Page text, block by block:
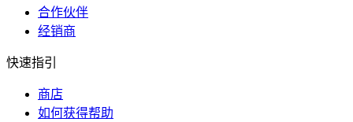
合作伙伴
经销商
快速指引
商店
如何获得帮助